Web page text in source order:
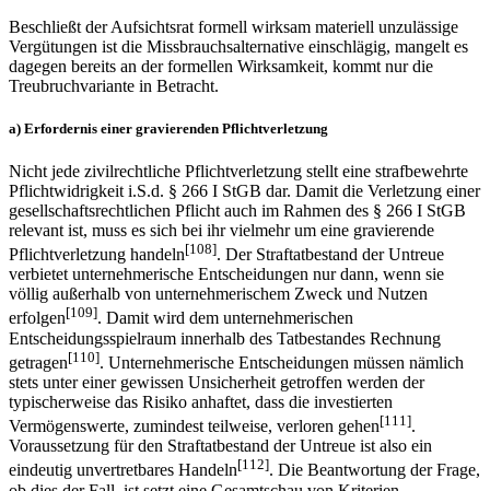
Beschließt der Aufsichtsrat formell wirksam materiell unzulässige
Vergütungen ist die Missbrauchsalternative einschlägig, mangelt es
dagegen bereits an der formellen Wirksamkeit, kommt nur die
Treubruchvariante in Betracht.
a) Erfordernis einer gravierenden Pflichtverletzung
Nicht jede zivilrechtliche Pflichtverletzung stellt eine strafbewehrte
Pflichtwidrigkeit i.S.d. § 266 I StGB dar. Damit die Verletzung einer
gesellschaftsrechtlichen Pflicht auch im Rahmen des § 266 I StGB
relevant ist, muss es sich bei ihr vielmehr um eine gravierende
Pflichtverletzung handeln[108]. Der Straftatbestand der Untreue
verbietet unternehmerische Entscheidungen nur dann, wenn sie
völlig außerhalb von unternehmerischem Zweck und Nutzen
erfolgen[109]. Damit wird dem unternehmerischen
Entscheidungsspielraum innerhalb des Tatbestandes Rechnung
getragen[110]. Unternehmerische Entscheidungen müssen nämlich
stets unter einer gewissen Unsicherheit getroffen werden der
typischerweise das Risiko anhaftet, dass die investierten
Vermögenswerte, zumindest teilweise, verloren gehen[111].
Voraussetzung für den Straftatbestand der Untreue ist also ein
eindeutig unvertretbares Handeln[112]. Die Beantwortung der Frage,